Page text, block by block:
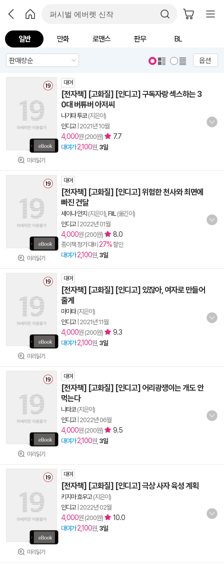
일반 만화 로맨스 판무 BL
옵션
미리읽기
대여
[전자책] [고화질] [인디고] 구독자랑 섹스하는 3
0대 버튜버 아저씨
나기타 투코(지은이)
인디고| 2021년 10월
4,000원 (200원) 7.7
대여가 2,100원, 3일
미리읽기
대여
[전자책] [고화질] [인디고] 위험한 천사와 최면에
빠진 건달
세이나 안지 (지은이), FIIL(옮긴이)
인디고| 2022년 01월
4,000원 (200원) 8.0
종이책 정가 대비 27%할인
대여가 2,100원, 3일
미리읽기
대여
[전자책] [고화질] [인디고] 있잖아, 여자로 만들어
줄게
마미타(지은이)
인디고| 2021년 11월
4,000원 (200원) 9.3
대여가 2,100원, 3일
미리읽기
대여
[전자책] [고화질] [인디고] 어리광쟁이는 개도 안
먹는다
니타코(지은이)
인디고| 2022년 06월
4,000원 (200원) 9.5
대여가 2,100원, 3일
미리읽기
대여
[전자책] [고화질] [인디고] 극상 사자 육성 계획
키지마 효우고(지은이)
인디고| 2022년 02월
4,000원 (200원) 10.0
대여가 2,100원, 3일